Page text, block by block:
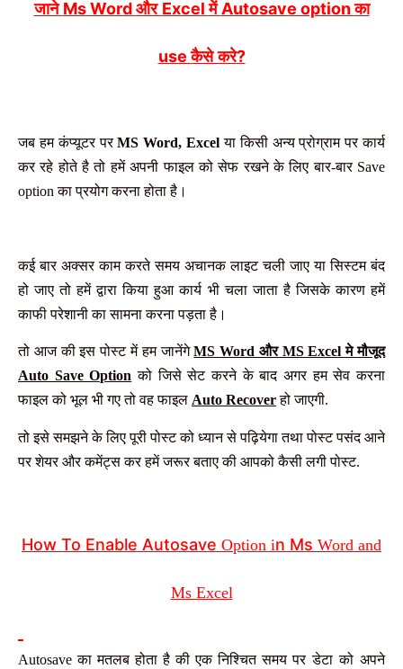
जाने Ms Word और Excelमें Autosave optionका
useकैसे करे?
जब हम कंप्यूटर परMS Word, Excel या किसी अन्य प्रोग्राम पर कार्य
कर रहे होते है तो हमें अपनी फाइल को सेफ रखने के लिए बार-बार Save
option का प्रयोग करना होता है।
कई बार अक्सर काम करते समय अचानक लाइट चली जाए या सिस्टम बंद
हो जाए तो हमें द्वारा किया हुआ कार्य भी चला जाता है जिसके कारण हमें
काफी परेशानी का सामना करना पड़ता है।
तो आज की इस पोस्ट में हम जानेंगेMS Word और MS Excel मे मौजूद
Auto Save Option को जिसे सेट करने के बाद अगर हम सेव करना
फाइल को भूल भी गए तो वह फाइल Auto Recoverहो जाएगी.
तो इसे समझने के लिए पूरी पोस्ट को ध्यान से पढ़ियेगा तथा पोस्ट पसंद आने
पर शेयर और कमेंट्स कर हमें जरूर बताए की आपको कैसी लगी पोस्ट.
How To Enable Autosave Option in Ms Word and
Ms Excel
Autosave का मतलब होता है की एकनिश्चित समयपर डेटा को अपने